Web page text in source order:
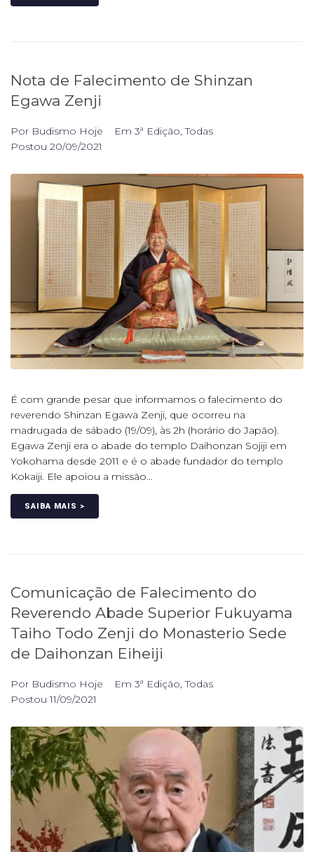
Nota de Falecimento de Shinzan
Egawa Zenji
Por Budismo Hoje Em 3ª Edição,Todas
Postou 20/09/2021
É com grande pesar que informamos o falecimento do
reverendo Shinzan Egawa Zenji, que ocorreu na
madrugada de sábado (19/09), às 2h (horário do Japão).
Egawa Zenji era o abade do templo Daihonzan Sojiji em
Yokohama desde 2011 e é o abade fundador do templo
Kokaiji. Ele apoiou a missão...
SAIBA MAIS >
Comunicação de Falecimento do
Reverendo Abade Superior Fukuyama
Taiho Todo Zenji do Monasterio Sede
de Daihonzan Eiheiji
Por Budismo Hoje Em 3ª Edição,Todas
Postou11/09/2021